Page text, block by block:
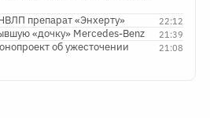
22:12
препарат «Энхерту»
21:39
«дочку» Mercedes-Benz
21:08
об ужесточении